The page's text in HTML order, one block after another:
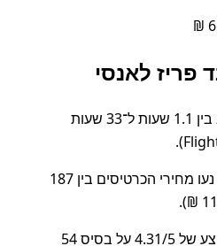
פריז לאנסי
משך הטיסה נמשך לרוב בין 1.1 שעות ל־33 שעות
ב־365 הימים האחרונים נעו מחירי הכרטיסים בין 187
נוסעים העניקו דירוג ממוצע של 4.31/5 על בסיס 54